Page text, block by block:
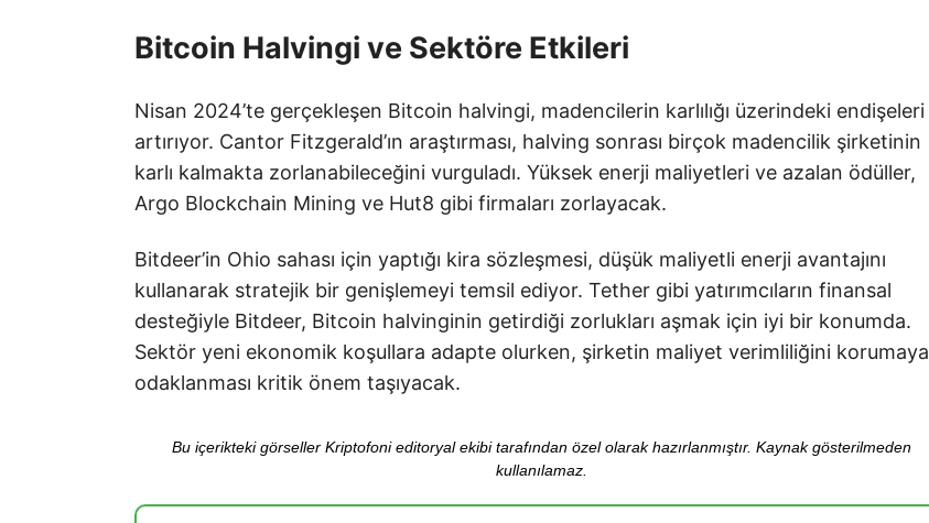
Bitcoin Halvingi ve Sektöre Etkileri
Nisan 2024’te gerçekleşen Bitcoin halvingi, madencilerin karlılığı üzerindeki endişeleri
artırıyor. Cantor Fitzgerald’ın araştırması, halving sonrası birçok madencilik şirketinin
karlı kalmakta zorlanabileceğini vurguladı. Yüksek enerji maliyetleri ve azalan ödüller,
Argo Blockchain Mining ve Hut8 gibi firmaları zorlayacak.
Bitdeer’in Ohio sahası için yaptığı kira sözleşmesi, düşük maliyetli enerji avantajını
kullanarak stratejik bir genişlemeyi temsil ediyor. Tether gibi yatırımcıların finansal
desteğiyle Bitdeer, Bitcoin halvinginin getirdiği zorlukları aşmak için iyi bir konumda.
Sektör yeni ekonomik koşullara adapte olurken, şirketin maliyet verimliliğini korumaya
odaklanması kritik önem taşıyacak.
Bu içerikteki görseller Kriptofoni editoryal ekibi tarafından özel olarak hazırlanmıştır. Kaynak gösterilmeden
kullanılamaz.